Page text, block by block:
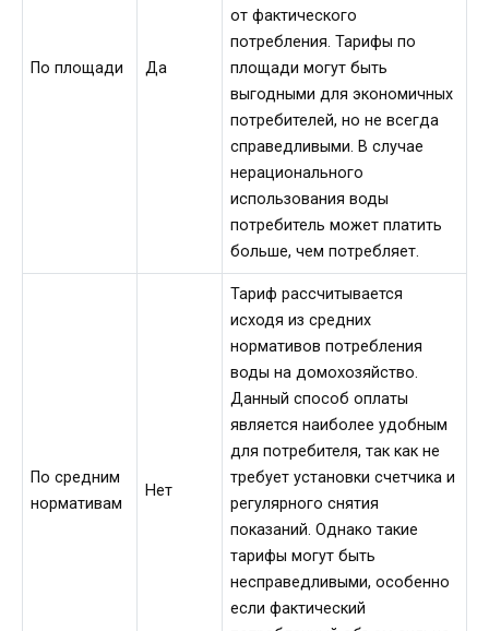
По площади Да
от фактического
потребления. Тарифы по
площади могут быть
выгодными для экономичных
потребителей, но не всегда
справедливыми. В случае
нерационального
использования воды
потребитель может платить
больше, чем потребляет.
По средним
нормативам
Нет
Тариф рассчитывается
исходя из средних
нормативов потребления
воды на домохозяйство.
Данный способ оплаты
является наиболее удобным
для потребителя, так как не
требует установки счетчика и
регулярного снятия
показаний. Однако такие
тарифы могут быть
несправедливыми, особенно
если фактический